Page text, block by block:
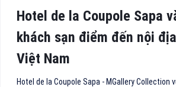
Hotel de la Coupole Sapa
khách sạn điểm đến nội
Việt Nam
Hotel de la Coupole Sapa - MGallery Collection